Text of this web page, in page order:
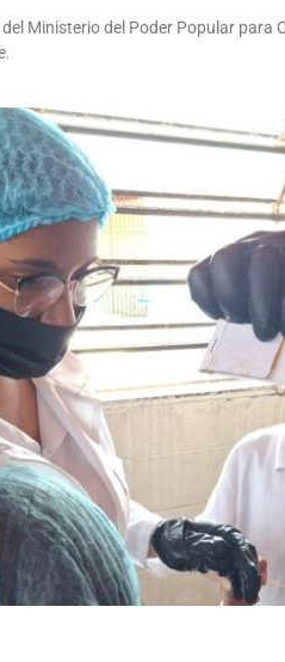
Ministerio del Poder Popular para